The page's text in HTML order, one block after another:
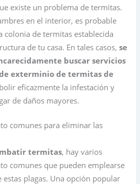
existe un problema de termitas.
en el interior, es probable
colonia de termitas establecida
de tu casa. En tales casos,se
buscar servicios
exterminio de termitas de
eficazmente la infestación y
de daños mayores.
comunes para eliminar las
termitas, hay varios
comunes que pueden emplearse
plagas. Una opción popular